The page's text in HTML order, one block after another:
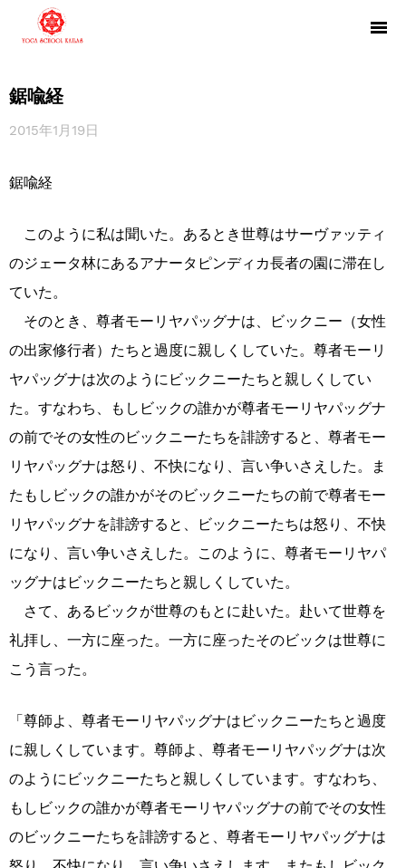
鋸喩経
2015年1月19日
鋸喩経
このように私は聞いた。あるとき世尊はサーヴァッティ
のジェータ林にあるアナータピンディカ長者の園に滞在し
ていた。
そのとき、尊者モーリヤパッグナは、ビックニー（女性
の出家修行者）たちと過度に親しくしていた。尊者モーリ
ヤパッグナは次のようにビックニーたちと親しくしてい
た。すなわち、もしビックの誰かが尊者モーリヤパッグナ
の前でその女性のビックニーたちを誹謗すると、尊者モー
リヤパッグナは怒り、不快になり、言い争いさえした。ま
たもしビックの誰かがそのビックニーたちの前で尊者モー
リヤパッグナを誹謗すると、ビックニーたちは怒り、不快
になり、言い争いさえした。このように、尊者モーリヤパ
ッグナはビックニーたちと親しくしていた。
さて、あるビックが世尊のもとに赴いた。赴いて世尊を
礼拝し、一方に座った。一方に座ったそのビックは世尊に
こう言った。
「尊師よ、尊者モーリヤパッグナはビックニーたちと過度
に親しくしています。尊師よ、尊者モーリヤパッグナは次
のようにビックニーたちと親しくしています。すなわち、
もしビックの誰かが尊者モーリヤパッグナの前でその女性
のビックニーたちを誹謗すると、尊者モーリヤパッグナは